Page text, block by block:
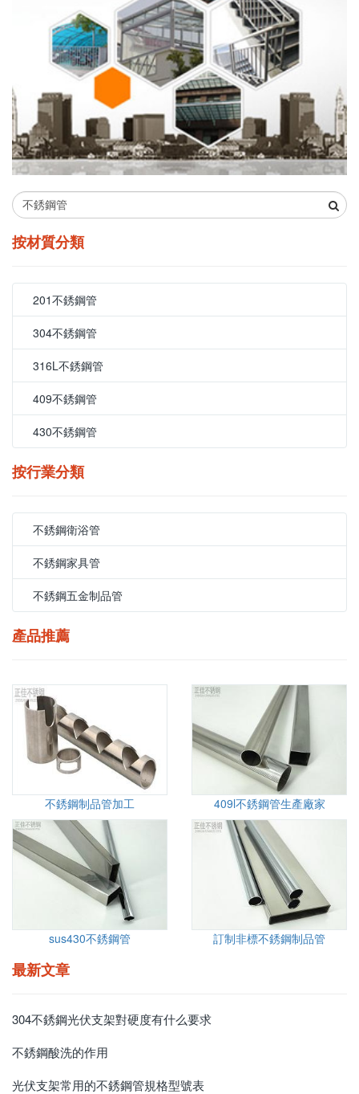
按材質分類
201不銹鋼管
304不銹鋼管
316L不銹鋼管
409不銹鋼管
430不銹鋼管
按行業分類
不銹鋼衛浴管
不銹鋼家具管
不銹鋼五金制品管
產品推薦
不銹鋼制品管加工 409l不銹鋼管生產廠家
sus430不銹鋼管 訂制非標不銹鋼制品管
最新文章
304不銹鋼光伏支架對硬度有什么要求
不銹鋼酸洗的作用
光伏支架常用的不銹鋼管規格型號表